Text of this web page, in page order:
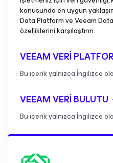
konusunda en uygun
Data Platform ve Veeam
özelliklerini karşılaştırın.
VEEAM VERI
Bu içerik yalnızca İngilizce
VEEAM VERI BULUTU
Bu içerik yalnızca İngilizce